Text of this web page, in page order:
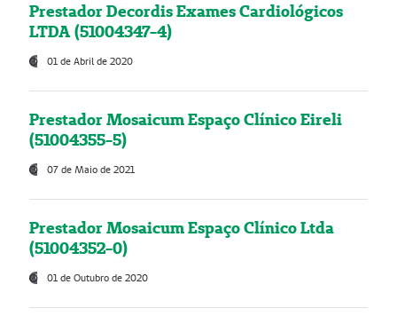
Prestador Decordis Exames Cardiológicos
LTDA (51004347-4)
01 de Abril de 2020
Prestador Mosaicum Espaço Clínico Eireli
(51004355-5)
07 de Maio de 2021
Prestador Mosaicum Espaço Clínico Ltda
(51004352-0)
01 de Outubro de 2020